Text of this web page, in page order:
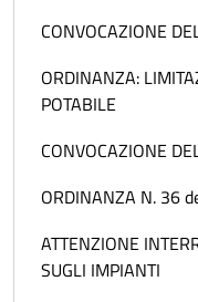
CONVOCAZIONE
ORDINANZA:
POTABILE
CONVOCAZIONE
ORDINANZA N. 36
ATTENZIONE
SUGLI IMPIANTI